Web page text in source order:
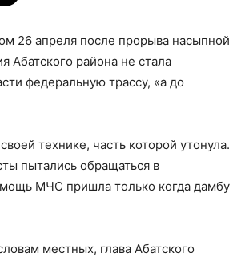
26 апреля после прорыва насыпной
Абатского района не стала
федеральную трассу, «а до
технике, часть которой утонула.
пытались обращаться в
МЧС пришла только когда дамбу
местных, глава Абатского